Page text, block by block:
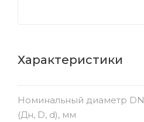
Характеристики
Номинальный диаметр DN
(Дн, D, d), мм